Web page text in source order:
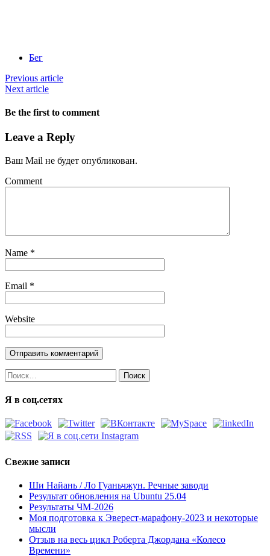
Бег
Previous article
Next article
Be the first to comment
Leave a Reply
Ваш Mail не будет опубликован.
Comment
Name *
Email *
Website
Найти:
Я в соц.сетях
Свежие записи
Ши Найань / Ло Гуаньчжун. Речные заводи
Результат обновления на Ubuntu 25.04
Результаты ЧМ-2026
Моя подготовка к Эверест-марафону-2023 и некоторые
мысли
Отзыв на весь цикл Роберта Джордана «Колесо
Времени»